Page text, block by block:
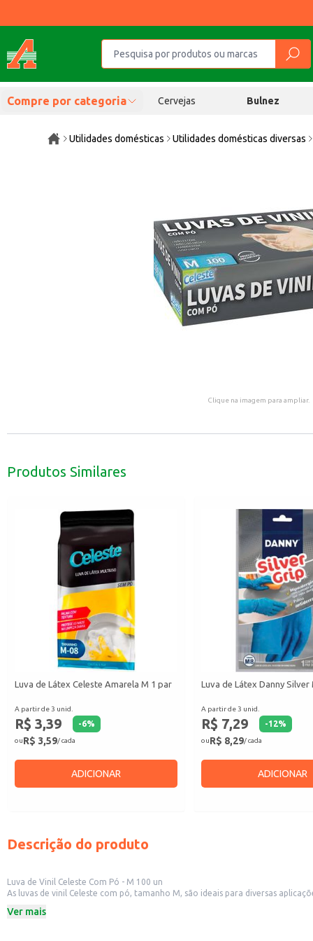
Compre por categoria Cervejas Bulnez
Utilidades domésticas Utilidades domésticas diversas
Clique na imagem para ampliar.
Produtos Similares
Luva de Látex Celeste Amarela M 1 par
A partir de 3 unid.
R$ 3,39 -6%
ouR$ 3,59/ cada
ADICIONAR
Luva de Látex Danny Silver
A partir de 3 unid.
R$ 7,29 -12%
ouR$ 8,29/ cada
ADICIONAR
Descrição do produto
Luva de Vinil Celeste Com Pó - M 100 un
As luvas de vinil Celeste com pó, tamanho M, são ideais para diversas
Uso doméstico em tarefas que exigem proteção das mãos.
Ver mais